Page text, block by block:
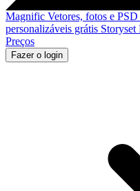
Magnific Vetores, fotos e
personalizáveis grátis Storyset
Preços
Fazer o login